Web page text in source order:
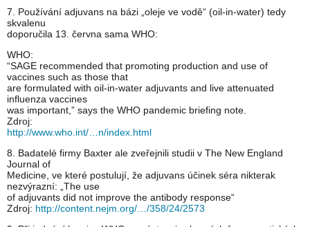
7. Používání adjuvans na bázi „oleje ve vodě“ (oil-in-water) tedy
skvalenu
doporučila 13. června sama WHO:
WHO:
“SAGE recommended that promoting production and use of
vaccines such as those that
are formulated with oil-in-water adjuvants and live attenuated
influenza vaccines
was important,” says the WHO pandemic briefing note.
Zdroj:
http://www.who.int/…n/index.html
8. Badatelé firmy Baxter ale zveřejnili studii v The New England
Journal of
Medicine, ve které postulují, že adjuvans účinek séra nikterak
nezvýrazní: „The use
of adjuvants did not improve the antibody response“
Zdroj: http://content.nejm.org/…/358/24/2573